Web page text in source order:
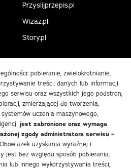
Przyslijprzepis.pl
Wizaz.pl
Story.pl
pobieranie, zwielokrotnianie,
treści, danych lub informacji
serwisu oraz wszystkich jego podstron,
zmierzającej do tworzenia,
uczenia maszynowego,
jest zabronione oraz wymaga
zgody administratora serwisu –
Obowiązek uzyskania wyraźnej i
jest bez względu sposób pobierania,
lub innego wykorzystywania treści,